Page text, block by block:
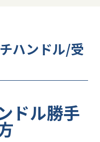
ハンドル/受
ドル勝手